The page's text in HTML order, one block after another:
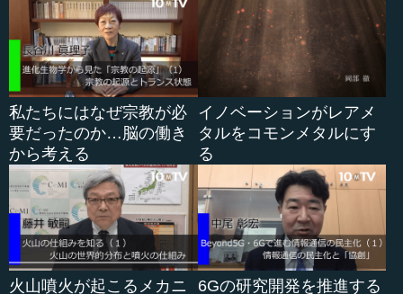
るといっているのですが、（Nuclearの）発電量は最大で約
2倍半ぐらいです。シェアが最大で14パーセントで、下手す
ると減ってしまって8パーセントです。発電容量でいえば
370から890ですから、2倍ちょっとで3倍にいかないです。
これは国際原子力機関の予測ですが、何がいいたいかと
いうと、温暖化ガス(の削減)に貢献することは間違いないの
ですけれど、もちろん火力発電をリプレースすればいいけ
れど主役ではないというのが世界的にも日本でも明らかに
なるということです。だから、今後何に投資したらいいか
というと、主役でないものに投資するのはもったいないと
思いますので、そこを考えていただきたいのです。
それと、実は温暖化が進みますと海温が上がります。世
私たちにはなぜ宗教が必
要だったのか…脳の働き
から考える
イノベーションがレアメ
タルをコモンメタルにす
る
火山噴火が起こるメカニ
6Gの研究開発を推進する